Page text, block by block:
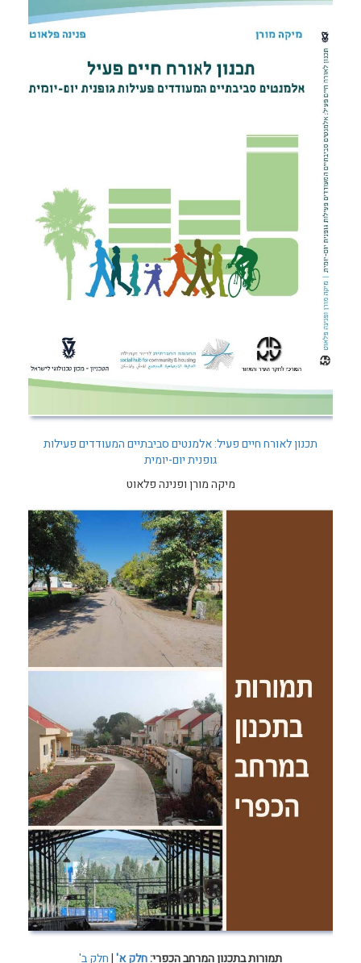
תכנון לאורח חיים פעיל: אלמנטים סביבתיים המעודדים פעילות
גופנית יום-יומית
מיקה מורן ופנינה פלאוט
תמורות בתכנון המרחב הכפרי:חלק א'|חלק ב'